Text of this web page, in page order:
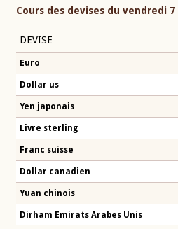
Cours des devises du vendredi 7
DEVISE
Euro
Dollar us
Yen japonais
Livre sterling
Franc suisse
Dollar canadien
Yuan chinois
Dirham Emirats Arabes Unis